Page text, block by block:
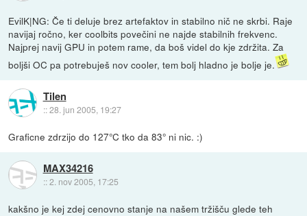
EvilK|NG: Če ti deluje brez artefaktov in stabilno nič ne skrbi. Raje
navijaj ročno, ker coolbits povečini ne najde stabilnih frekvenc.
Najprej navij GPU in potem rame, da boš videl do kje zdržita. Za
boljši OC pa potrebuješ nov cooler, tem bolj hladno je bolje je.
Tilen
::28. jun 2005, 19:27
Graficne zdrzijo do 127°C tko da 83° ni nic. :)
MAX34216
::2. nov 2005, 17:25
kakšno je kej zdej cenovno stanje na našem tržišču glede teh